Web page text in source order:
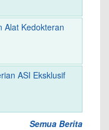
Alat Kedokteran
ASI Eksklusif
Semua Berita